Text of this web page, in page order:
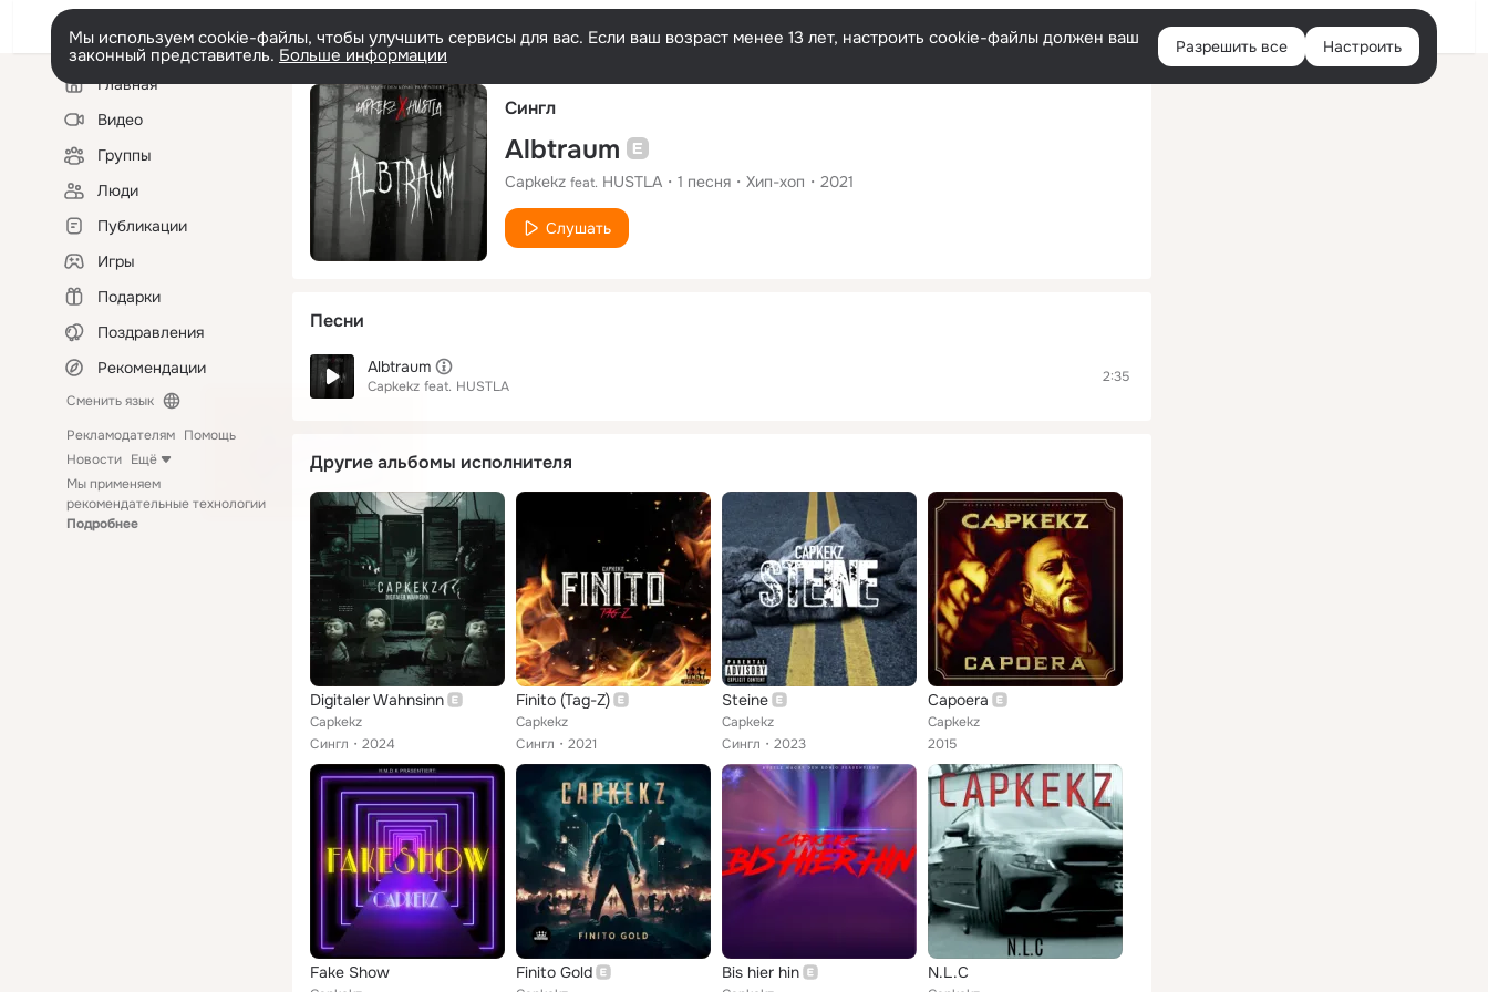
Русский Войти
Мы используем cookie-файлы, чтобы улучшить сервисы для вас. Если ваш возраст менее 13 лет, настроить cookie-файлы должен ваш
законный представитель. Больше информации Разрешить все Настроить
Левая
колонкаГлавная
Видео
Группы
Люди
Публикации
Игры
Подарки
Поздравления
Рекомендации
Сменить язык
Рекламодателям Помощь
Новости Ещё
Мы применяем
рекомендательные технологии
Подробнее
Сингл
Albtraum
Capkekz feat. HUSTLA 1 песня Хип-хоп 2021
Слушать
Песни
Albtraum
Capkekz feat. HUSTLA
2:35
Другие альбомы исполнителя
Digitaler Wahnsinn
Capkekz
Сингл
2024
Finito (Tag-Z)
Capkekz
Сингл
2021
Steine
Capkekz
Сингл
2023
Capoera
Capkekz
2015
Fake Show Finito Gold Bis hier hin N.L.C